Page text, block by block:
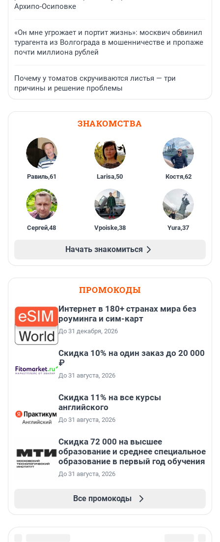
Архипо-Осиповке
«Он мне угрожает и портит жизнь»: москвич обвинил
турагента из Волгограда в мошенничестве и пропаже
почти миллиона рублей
Почему у томатов скручиваются листья — три
причины и решение проблемы
ЗНАКОМСТВА
Равиль,61 Larisa,50 Костя,62
Сергей,48 Vpoiske,38 Yura,37
Начать знакомиться
ПРОМОКОДЫ
Интернет в 180+ странах мира без
роуминга и сим-карт
До 31 декабря, 2026
Скидка 10% на один заказ до 20 000
₽
До 31 августа, 2026
Скидка 11% на все курсы
английского
До 31 августа, 2026
Скидка 72 000 на высшее
образование и среднее специальное
образование в первый год обучения
До 31 августа, 2026
Все промокоды